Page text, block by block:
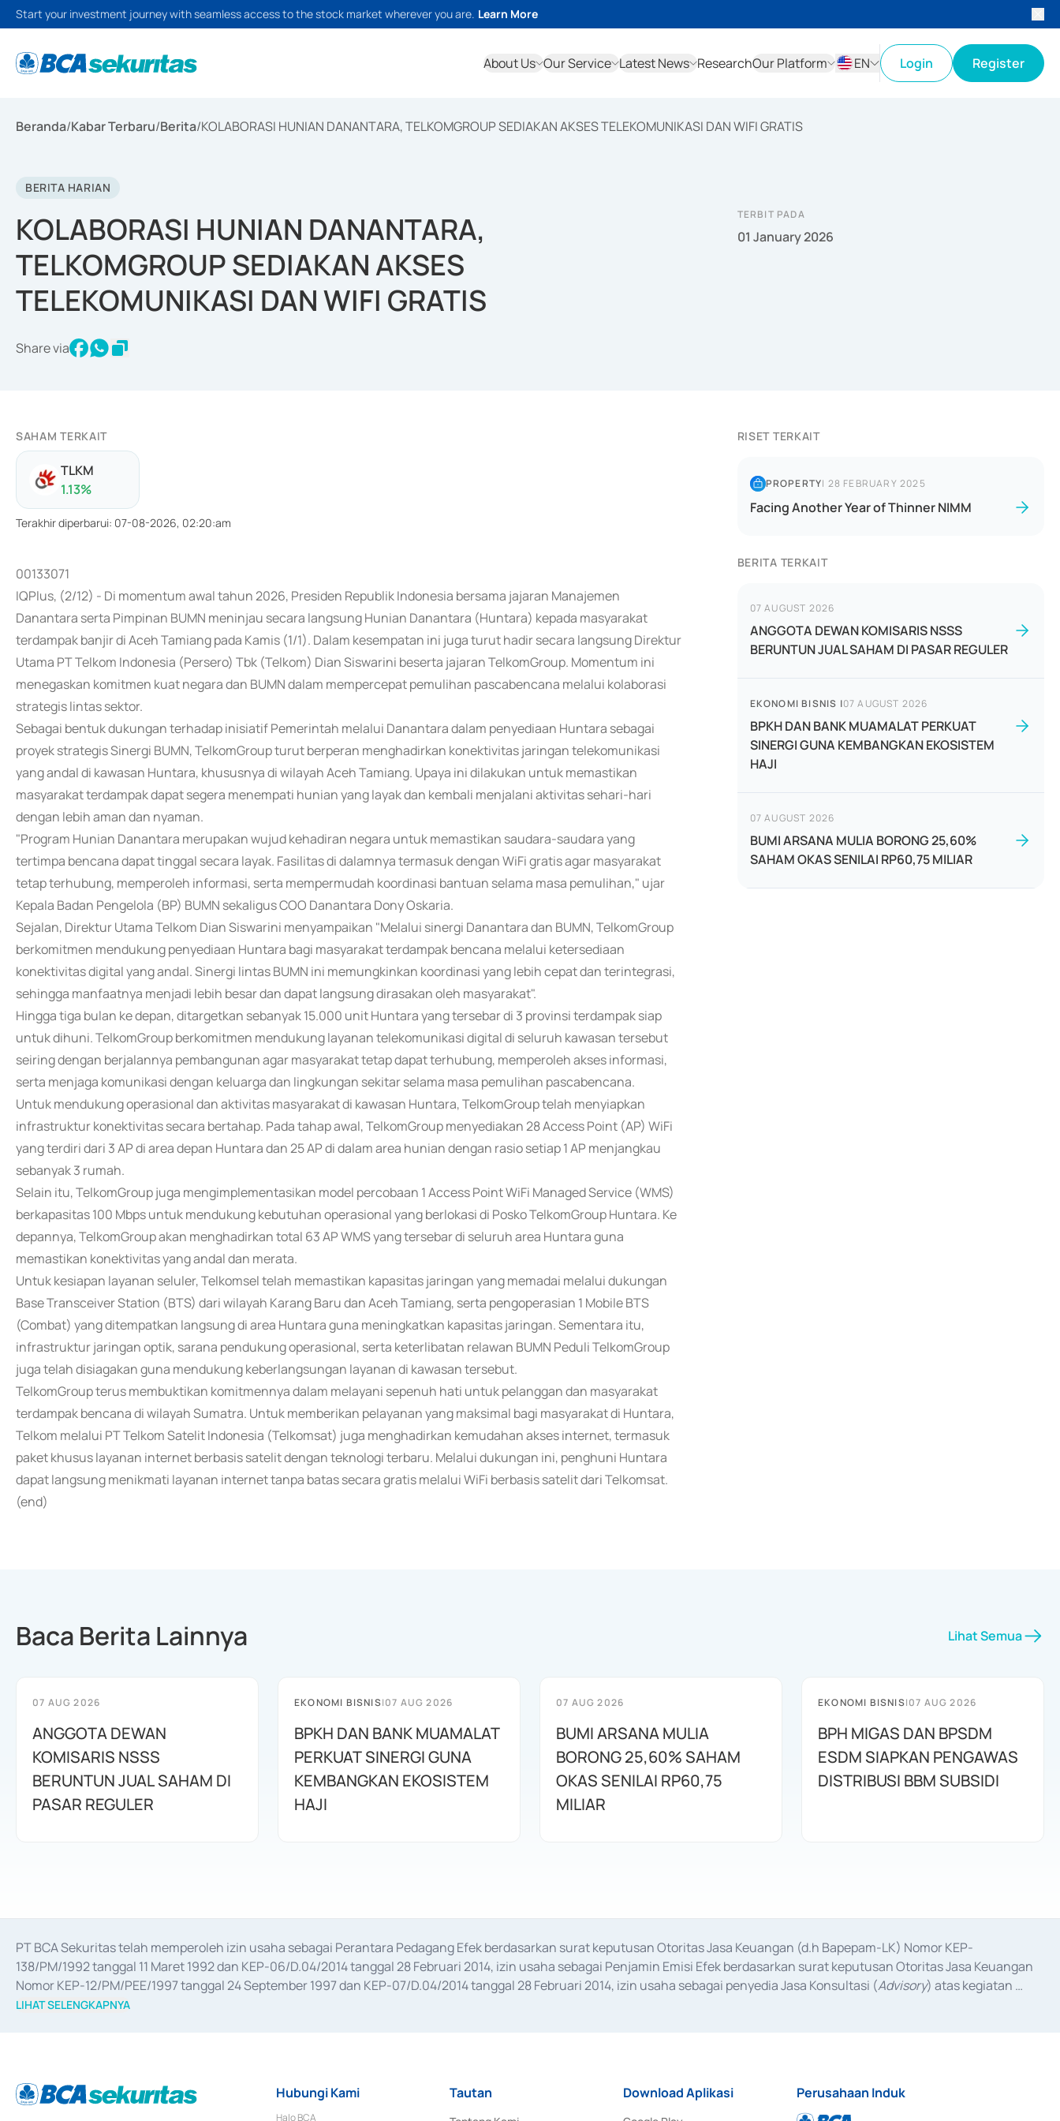
Start your investment journey with seamless access to the stock market wherever you are. Learn More
About Us Our Service Latest News ResearchOur Platform
EN
Login Register
Beranda/Kabar Terbaru/Berita/KOLABORASI HUNIAN DANANTARA, TELKOMGROUP SEDIAKAN AKSES TELEKOMUNIKASI DAN WIFI GRATIS
BERITA HARIAN
KOLABORASI HUNIAN DANANTARA,
TELKOMGROUP SEDIAKAN AKSES
TELEKOMUNIKASI DAN WIFI GRATIS
Share via
TERBIT PADA
01 January 2026
SAHAM TERKAIT
TLKM
1.13%
Terakhir diperbarui: 07-08-2026, 02:20:am
00133071
IQPlus, (2/12) - Di momentum awal tahun 2026, Presiden Republik Indonesia bersama jajaran Manajemen
Danantara serta Pimpinan BUMN meninjau secara langsung Hunian Danantara (Huntara) kepada masyarakat
terdampak banjir di Aceh Tamiang pada Kamis (1/1). Dalam kesempatan ini juga turut hadir secara langsung Direktur
Utama PT Telkom Indonesia (Persero) Tbk (Telkom) Dian Siswarini beserta jajaran TelkomGroup. Momentum ini
menegaskan komitmen kuat negara dan BUMN dalam mempercepat pemulihan pascabencana melalui kolaborasi
strategis lintas sektor.
Sebagai bentuk dukungan terhadap inisiatif Pemerintah melalui Danantara dalam penyediaan Huntara sebagai
proyek strategis Sinergi BUMN, TelkomGroup turut berperan menghadirkan konektivitas jaringan telekomunikasi
yang andal di kawasan Huntara, khususnya di wilayah Aceh Tamiang. Upaya ini dilakukan untuk memastikan
masyarakat terdampak dapat segera menempati hunian yang layak dan kembali menjalani aktivitas sehari-hari
dengan lebih aman dan nyaman.
"Program Hunian Danantara merupakan wujud kehadiran negara untuk memastikan saudara-saudara yang
tertimpa bencana dapat tinggal secara layak. Fasilitas di dalamnya termasuk dengan WiFi gratis agar masyarakat
tetap terhubung, memperoleh informasi, serta mempermudah koordinasi bantuan selama masa pemulihan," ujar
Kepala Badan Pengelola (BP) BUMN sekaligus COO Danantara Dony Oskaria.
Sejalan, Direktur Utama Telkom Dian Siswarini menyampaikan "Melalui sinergi Danantara dan BUMN, TelkomGroup
berkomitmen mendukung penyediaan Huntara bagi masyarakat terdampak bencana melalui ketersediaan
konektivitas digital yang andal. Sinergi lintas BUMN ini memungkinkan koordinasi yang lebih cepat dan terintegrasi,
sehingga manfaatnya menjadi lebih besar dan dapat langsung dirasakan oleh masyarakat".
Hingga tiga bulan ke depan, ditargetkan sebanyak 15.000 unit Huntara yang tersebar di 3 provinsi terdampak siap
untuk dihuni. TelkomGroup berkomitmen mendukung layanan telekomunikasi digital di seluruh kawasan tersebut
seiring dengan berjalannya pembangunan agar masyarakat tetap dapat terhubung, memperoleh akses informasi,
serta menjaga komunikasi dengan keluarga dan lingkungan sekitar selama masa pemulihan pascabencana.
Untuk mendukung operasional dan aktivitas masyarakat di kawasan Huntara, TelkomGroup telah menyiapkan
infrastruktur konektivitas secara bertahap. Pada tahap awal, TelkomGroup menyediakan 28 Access Point (AP) WiFi
yang terdiri dari 3 AP di area depan Huntara dan 25 AP di dalam area hunian dengan rasio setiap 1 AP menjangkau
sebanyak 3 rumah.
Selain itu, TelkomGroup juga mengimplementasikan model percobaan 1 Access Point WiFi Managed Service (WMS)
berkapasitas 100 Mbps untuk mendukung kebutuhan operasional yang berlokasi di Posko TelkomGroup Huntara. Ke
depannya, TelkomGroup akan menghadirkan total 63 AP WMS yang tersebar di seluruh area Huntara guna
memastikan konektivitas yang andal dan merata.
Untuk kesiapan layanan seluler, Telkomsel telah memastikan kapasitas jaringan yang memadai melalui dukungan
Base Transceiver Station (BTS) dari wilayah Karang Baru dan Aceh Tamiang, serta pengoperasian 1 Mobile BTS
(Combat) yang ditempatkan langsung di area Huntara guna meningkatkan kapasitas jaringan. Sementara itu,
infrastruktur jaringan optik, sarana pendukung operasional, serta keterlibatan relawan BUMN Peduli TelkomGroup
juga telah disiagakan guna mendukung keberlangsungan layanan di kawasan tersebut.
TelkomGroup terus membuktikan komitmennya dalam melayani sepenuh hati untuk pelanggan dan masyarakat
terdampak bencana di wilayah Sumatra. Untuk memberikan pelayanan yang maksimal bagi masyarakat di Huntara,
Telkom melalui PT Telkom Satelit Indonesia (Telkomsat) juga menghadirkan kemudahan akses internet, termasuk
paket khusus layanan internet berbasis satelit dengan teknologi terbaru. Melalui dukungan ini, penghuni Huntara
dapat langsung menikmati layanan internet tanpa batas secara gratis melalui WiFi berbasis satelit dari Telkomsat.
(end)
RISET TERKAIT
PROPERTY| 28 FEBRUARY 2025
Facing Another Year of Thinner NIMM
BERITA TERKAIT
07 AUGUST 2026
ANGGOTA DEWAN KOMISARIS NSSS
BERUNTUN JUAL SAHAM DI PASAR REGULER
EKONOMI BISNIS |07 AUGUST 2026
BPKH DAN BANK MUAMALAT PERKUAT
SINERGI GUNA KEMBANGKAN EKOSISTEM
HAJI
07 AUGUST 2026
BUMI ARSANA MULIA BORONG 25,60%
SAHAM OKAS SENILAI RP60,75 MILIAR
Baca Berita Lainnya Lihat Semua
07 AUG 2026
ANGGOTA DEWAN
KOMISARIS NSSS
BERUNTUN JUAL SAHAM DI
PASAR REGULER
EKONOMI BISNIS|07 AUG 2026
BPKH DAN BANK MUAMALAT
PERKUAT SINERGI GUNA
KEMBANGKAN EKOSISTEM
HAJI
07 AUG 2026
BUMI ARSANA MULIA
BORONG 25,60% SAHAM
OKAS SENILAI RP60,75
MILIAR
EKONOMI BISNIS|07 AUG 2026
BPH MIGAS DAN BPSDM
ESDM SIAPKAN PENGAWAS
DISTRIBUSI BBM SUBSIDI
PT BCA Sekuritas telah memperoleh izin usaha sebagai Perantara Pedagang Efek berdasarkan surat keputusan Otoritas Jasa Keuangan (d.h Bapepam-LK) Nomor KEP-
138/PM/1992 tanggal 11 Maret 1992 dan KEP-06/D.04/2014 tanggal 28 Februari 2014, izin usaha sebagai Penjamin Emisi Efek berdasarkan surat keputusan Otoritas Jasa Keuangan
Nomor KEP-12/PM/PEE/1997 tanggal 24 September 1997 dan KEP-07/D.04/2014 tanggal 28 Februari 2014, izin usaha sebagai penyedia Jasa Konsultasi (Advisory) atas kegiatan
merger, akuisisi, divestasi, dan
LIHAT SELENGKAPNYA
Hubungi Kami
Halo BCA
Tautan Download Aplikasi Perusahaan Induk